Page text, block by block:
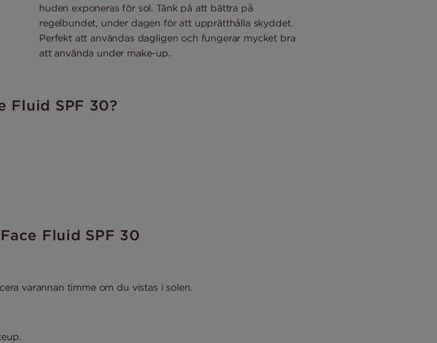
huden exponeras för sol. Tänk på att bättra på
regelbundet, under dagen för att upprätthålla skyddet.
Perfekt att användas dagligen och fungerar mycket bra
att använda under make-up.
Fluid SPF 30?
Fluid SPF 30
varannan timme om du vistas i solen.